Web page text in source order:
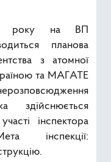
року на ВП
планова
з атомної
та МАГАТЕ
здійснюється
інспектора
інспекції: